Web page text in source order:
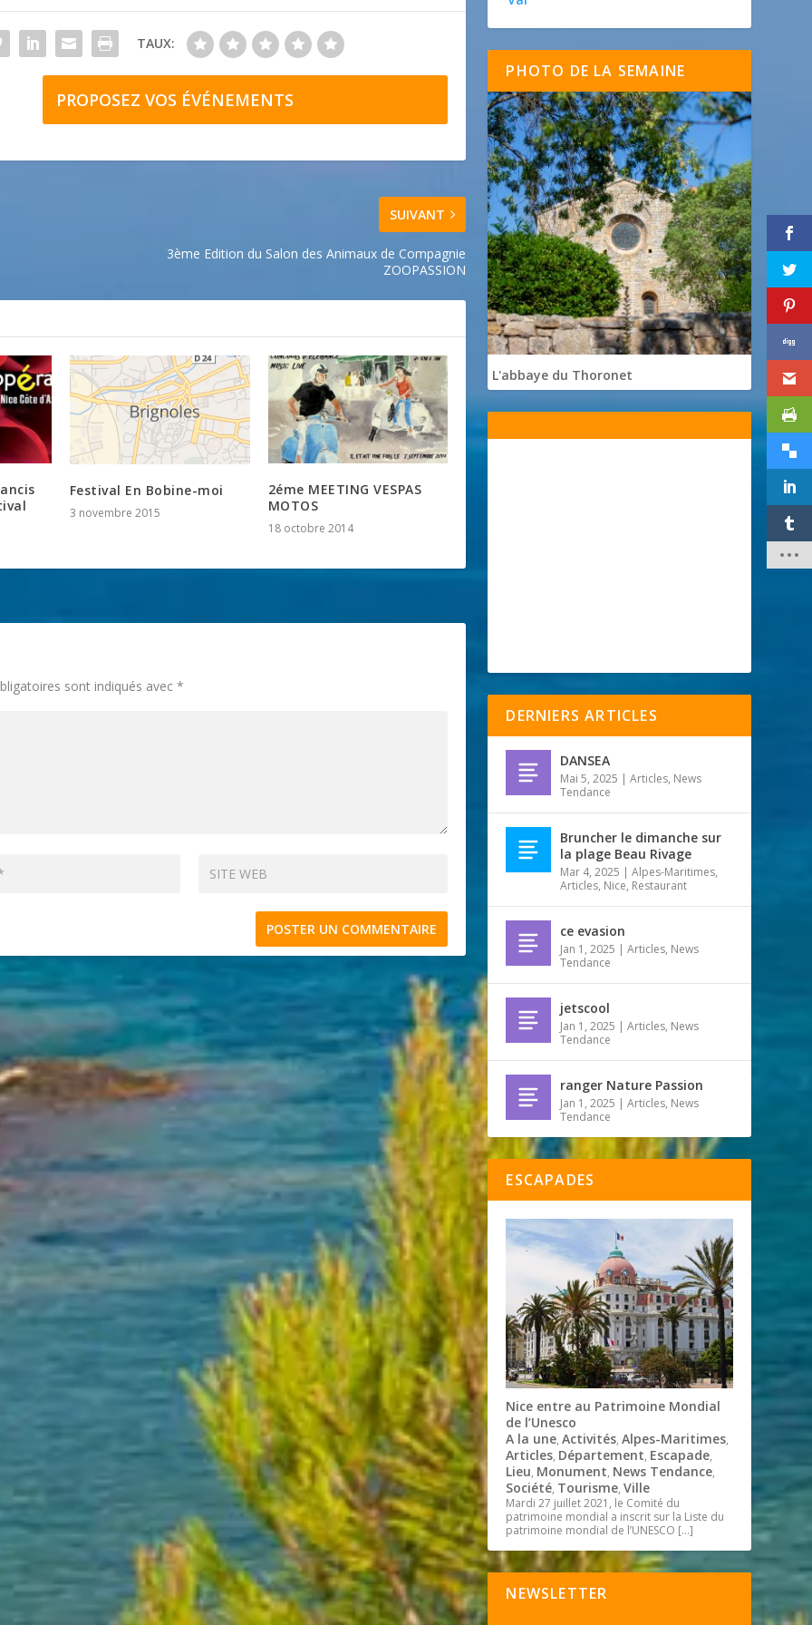
TAUX:
PROPOSEZ VOS ÉVÉNEMENTS
SUIVANT
3ème Edition du Salon des Animaux de Compagnie
ZOOPASSION
Festival En Bobine-moi
3 novembre 2015
2éme MEETING VESPAS
MOTOS
18 octobre 2014
sont indiqués avec*
PHOTO DE LA SEMAINE
L'abbaye du Thoronet
DERNIERS ARTICLES
DANSEA
Mai 5, 2025 |Articles, News
Tendance
Bruncher le dimanche sur
la plage Beau Rivage
Mar 4, 2025 |Alpes-Maritimes,
Articles, Nice, Restaurant
ce evasion
Jan 1, 2025 |Articles, News
Tendance
jetscool
Jan 1, 2025 |Articles, News
Tendance
ranger Nature Passion
Jan 1, 2025 |Articles, News
Tendance
ESCAPADES
Nice entre au Patrimoine Mondial
de l’Unesco
A la une,Activités,Alpes-Maritimes,
Articles, Département, Escapade,
Lieu, Monument, News Tendance,
Société, Tourisme,Ville
Mardi 27 juillet 2021, le Comité du
patrimoine mondial a inscrit sur la Liste du
patrimoine mondial de l’UNESCO […]
NEWSLETTER